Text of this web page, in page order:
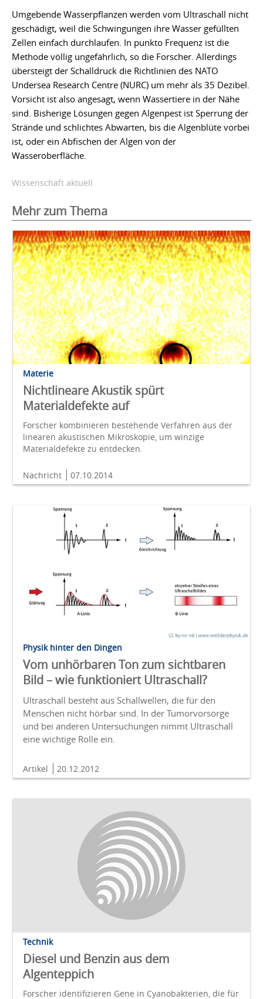
Umgebende Wasserpflanzen werden vom Ultraschall nicht
geschädigt, weil die Schwingungen ihre Wasser gefüllten
Zellen einfach durchlaufen. In punkto Frequenz ist die
Methode völlig ungefährlich, so die Forscher. Allerdings
übersteigt der Schalldruck die Richtlinien des NATO
Undersea Research Centre (NURC) um mehr als 35 Dezibel.
Vorsicht ist also angesagt, wenn Wassertiere in der Nähe
sind. Bisherige Lösungen gegen Algenpest ist Sperrung der
Strände und schlichtes Abwarten, bis die Algenblüte vorbei
ist, oder ein Abfischen der Algen von der
Wasseroberfläche.
Wissenschaft aktuell
Mehr zum Thema
Materie
Nichtlineare Akustik spürt
Materialdefekte auf
Forscher kombinieren bestehende Verfahren aus der
linearen akustischen Mikroskopie, um winzige
Materialdefekte zu entdecken.
Nachricht 07.10.2014
Physik hinter den Dingen
Vom unhörbaren Ton zum sichtbaren
Bild – wie funktioniert Ultraschall?
Ultraschall besteht aus Schallwellen, die für den
Menschen nicht hörbar sind. In der Tumorvorsorge
und bei anderen Untersuchungen nimmt Ultraschall
eine wichtige Rolle ein.
Artikel 20.12.2012
Technik
Diesel und Benzin aus dem
Algenteppich
Forscher identifizieren Gene in Cyanobakterien, die für